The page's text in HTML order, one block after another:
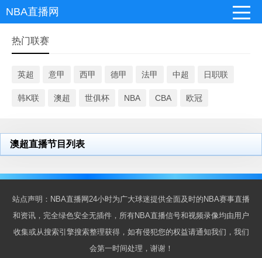
NBA直播网
热门联赛
英超 意甲 西甲 德甲 法甲 中超 日职联
韩K联 澳超 世俱杯 NBA CBA 欧冠
澳超直播节目列表
站点声明：NBA直播网24小时为广大球迷提供全面及时的NBA赛事直播
和资讯，完全绿色安全无插件，所有NBA直播信号和视频录像均由用户
收集或从搜索引擎搜索整理获得，如有侵犯您的权益请通知我们，我们
会第一时间处理，谢谢！